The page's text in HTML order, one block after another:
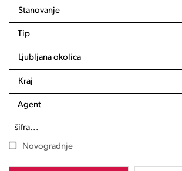
Stanovanje
Tip
Ljubljana okolica
Kraj
Agent
Novogradnje